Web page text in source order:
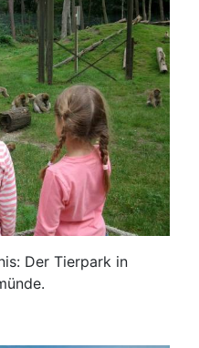
Der Tierpark in